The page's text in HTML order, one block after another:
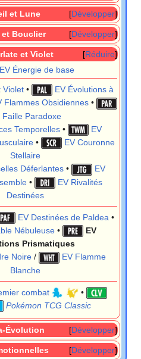
Développer
et Lune
Développer
et Bouclier
Réduire
et Violet
EV Énergie de base
Violet •
EV Évolutions à
Flammes Obsidiennes•
Faille Paradoxe
Temporelles•
EV
•
EV Couronne
Stellaire
Déferlantes•
EV
•
EV Rivalités
Destinées
EV Destinées de Paldea •
Nébuleuse •
EV
Prismatiques
Noire/
EV Flamme
Blanche
combat
•
Pokémon TCG Classic
Développer
Évolution
Développer